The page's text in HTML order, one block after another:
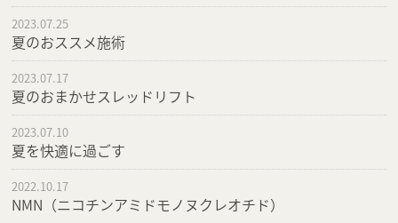
夏のおススメ施術
2023.07.25
夏のおまかせスレッドリフト
2023.07.17
夏を快適に過ごす
2023.07.10
NMN（ニコチンアミドモノヌクレオチド）
2022.10.17